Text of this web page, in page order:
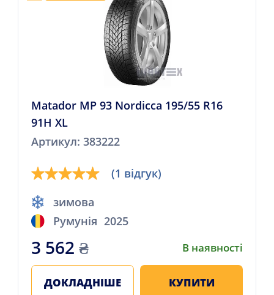
Matador MP 93 Nordicca 195/55 R16
91H XL
Артикул: 383222
(1 відгук)
зимова
Румунія 2025
3 562 ₴ В наявності
ДОКЛАДНІШЕ КУПИТИ